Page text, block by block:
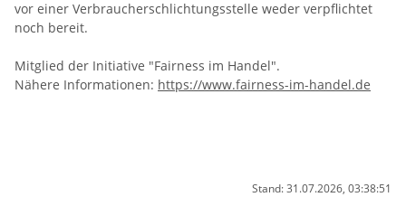
vor einer Verbraucherschlichtungsstelle weder verpflichtet
noch bereit.
Mitglied der Initiative "Fairness im Handel".
Nähere Informationen: https://www.fairness-im-handel.de
Stand: 31.07.2026, 03:38:51